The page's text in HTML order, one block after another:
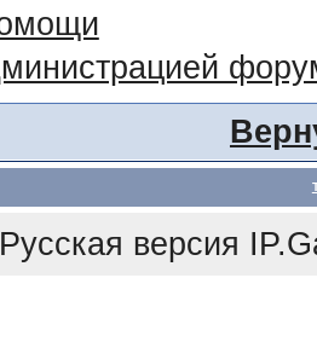
Русская версия